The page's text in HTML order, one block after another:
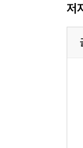
저